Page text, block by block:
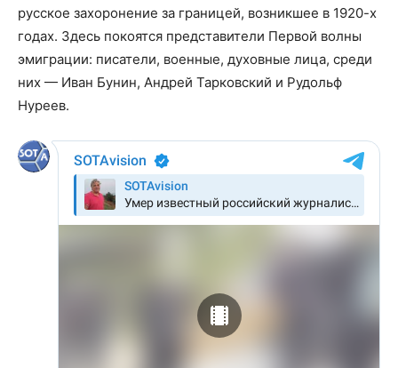
русское захоронение за границей, возникшее в 1920-х
годах. Здесь покоятся представители Первой волны
эмиграции: писатели, военные, духовные лица, среди
них — Иван Бунин, Андрей Тарковский и Рудольф
Нуреев.